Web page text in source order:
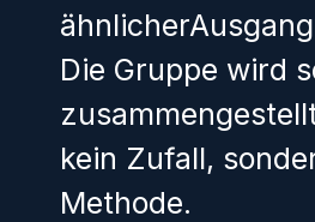
Die Gruppe wird
kein Zufall,
Methode.